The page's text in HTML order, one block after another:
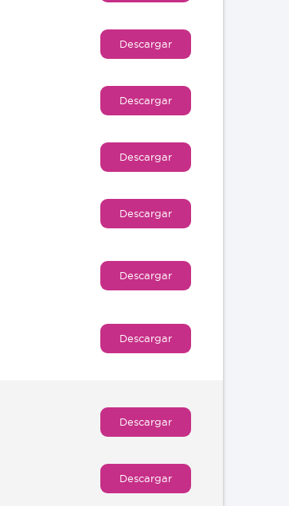
Descargar
Descargar
Descargar
Descargar
Descargar
Descargar
Descargar
Descargar